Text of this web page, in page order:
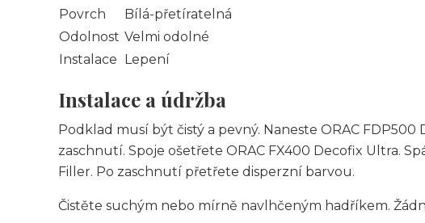
Povrch
Bílá-přetíratelná
Odolnost Velmi odolné
Instalace Lepení
Instalace a údržba
Podklad musí být čistý a pevný. Naneste ORAC
zaschnutí. Spoje ošetřete ORAC FX400 Decofix Ultra.
Filler. Po zaschnutí přetřete disperzní barvou.
Čistěte suchým nebo mírně navlhčeným hadříkem.